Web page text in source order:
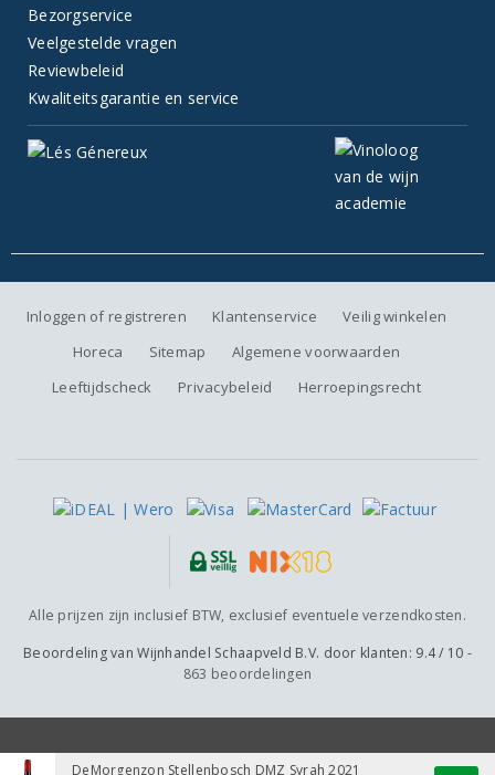
DeMorgenzon Stellenbosch DMZ Syrah 2021
Bezorgservice
Veelgestelde vragen
Reviewbeleid
Kwaliteitsgarantie en service
Inloggen of registreren Klantenservice
Veilig winkelen
Horeca
Sitemap
Algemene voorwaarden
Leeftijdscheck
Privacybeleid Herroepingsrecht
Alle prijzen zijn inclusief BTW, exclusief eventuele verzendkosten.
Beoordeling vanWijnhandel Schaapveld B.V. door klanten: 9.4/ 10 -
863 beoordelingen